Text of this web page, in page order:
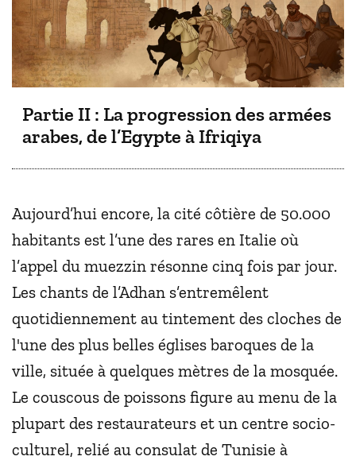
Partie II : La progression des armées
arabes, de l’Egypte à Ifriqiya
Aujourd’hui encore, la cité côtière de 50.000
habitants est l’une des rares en Italie où
l’appel du muezzin résonne cinq fois par jour.
Les chants de l’Adhan s’entremêlent
quotidiennement au tintement des cloches de
l'une des plus belles églises baroques de la
ville, située à quelques mètres de la mosquée.
Le couscous de poissons figure au menu de la
plupart des restaurateurs et un centre socio-
culturel, relié au consulat de Tunisie à